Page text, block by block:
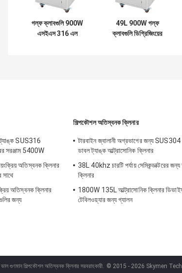
গল্ফ ক্লাবগুলি 900W
এসইএস 316 এল
49L 900W গল্ফ
ক্লাবগুলি ডিগ্রিজিংয়ের
SUS316
সরঞ্জাম 5400W
অতিস্বনক ক্লিনার
সাথে
অতিস্বনক ক্লিনার
জন্য
শিল্পকৌশল অতিস্বনক ক্লিনার
টারবাইন জ্বালানী অগ্রভাগের জন্য
ডাবল ট্যাঙ্ক আল্ট্রাসোনিক ক্লিনার
38L 40khz চারটি পর্যায় সেমিকন্ডাক্টরের
ক্লিনার
1800W 135L আল্ট্রাসোনিক ক্লিনার
টেবিলওয়্যার জন্য গ্যালন
ভাল গুণমান শিল্পকৌশল অতিস্বনক ক্লিনার সরবরাহকারী. © 2015 - 2026 Skymen